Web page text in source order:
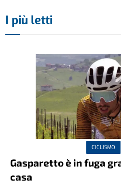
I più letti
CICLISMO
Gasparetto è in fuga
casa